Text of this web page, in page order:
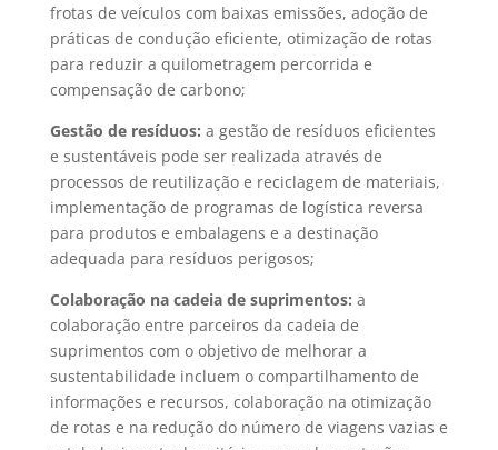
frotas de veículos com baixas emissões, adoção de
práticas de condução eficiente, otimização de rotas
para reduzir a quilometragem percorrida e
compensação de carbono;
Gestão de resíduos: a gestão de resíduos eficientes
e sustentáveis pode ser realizada através de
processos de reutilização e reciclagem de materiais,
implementação de programas de logística reversa
para produtos e embalagens e a destinação
adequada para resíduos perigosos;
Colaboração na cadeia de suprimentos: a
colaboração entre parceiros da cadeia de
suprimentos com o objetivo de melhorar a
sustentabilidade incluem o compartilhamento de
informações e recursos, colaboração na otimização
de rotas e na redução do número de viagens vazias e